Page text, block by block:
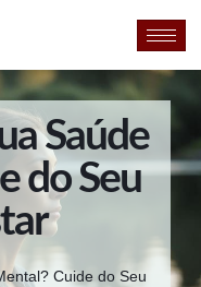
Saúde
do Seu
Cuide do Seu